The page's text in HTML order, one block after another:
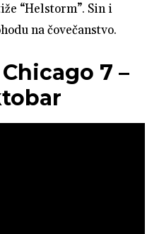
“Helstorm”. Sin i
na čovečanstvo.
7 –